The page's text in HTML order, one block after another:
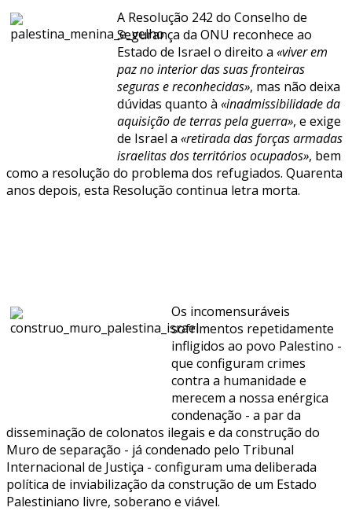
A Resolução 242 do Conselho de
Segurança da ONU reconhece ao
Estado de Israel o direito a «viver em
paz no interior das suas fronteiras
seguras e reconhecidas», mas não deixa
dúvidas quanto à «inadmissibilidade da
aquisição de terras pela guerra», e exige
de Israel a «retirada das forças armadas
israelitas dos territórios ocupados», bem
como a resolução do problema dos refugiados. Quarenta
anos depois, esta Resolução continua letra morta.
Os incomensuráveis
sofrimentos repetidamente
infligidos ao povo Palestino -
que configuram crimes
contra a humanidade e
merecem a nossa enérgica
condenação - a par da
disseminação de colonatos ilegais e da construção do
Muro de separação - já condenado pelo Tribunal
Internacional de Justiça - configuram uma deliberada
política de inviabilização da construção de um Estado
Palestiniano livre, soberano e viável.